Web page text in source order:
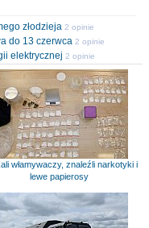
złodzieja 2 opinie
do 13 czerwca 2 opinie
elektrycznej 2 opinie
włamywaczy, znaleźli narkotyki i
lewe papierosy